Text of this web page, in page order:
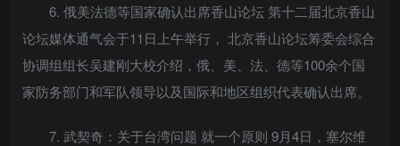
6. 俄美法德等国家确认出席香山论坛 第十二届北京香山
论坛媒体通气会于11日上午举行， 北京香山论坛筹委会综合
协调组组长吴建刚大校介绍，俄、美、法、德等100余个国
家防务部门和军队领导以及国际和地区组织代表确认出席。
7. 武契奇：关于台湾问题 就一个原则 9月4日，塞尔维